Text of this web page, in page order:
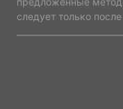
следует только